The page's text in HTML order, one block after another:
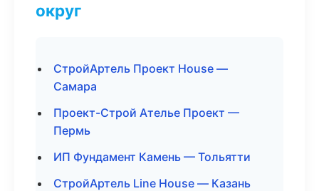
округ
СтройАртель Проект House —
Самара
Проект-Строй Ателье Проект —
Пермь
ИП Фундамент Камень — Тольятти
СтройАртель Line House — Казань